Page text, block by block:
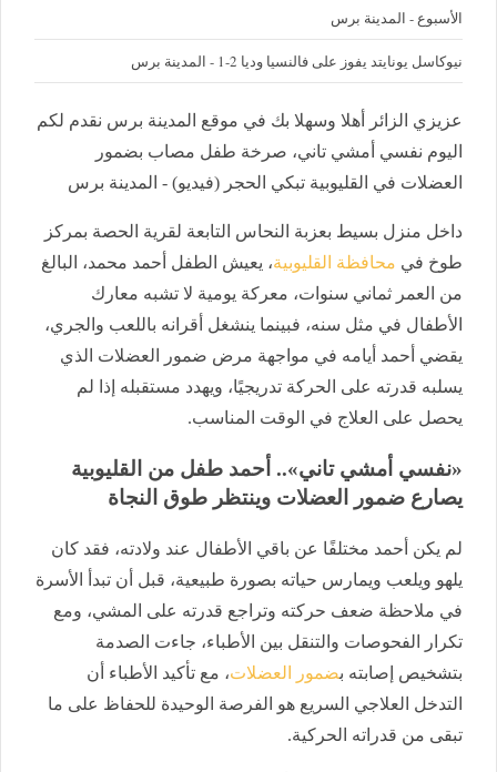
الأسبوع - المدينة برس
نيوكاسل يونايتد يفوز على فالنسيا وديا 2-1 - المدينة برس
عزيزي الزائر أهلا وسهلا بك في موقع المدينة برس نقدم لكم
اليوم نفسي أمشي تاني، صرخة طفل مصاب بضمور
العضلات في القليوبية تبكي الحجر (فيديو) - المدينة برس
داخل منزل بسيط بعزبة النحاس التابعة لقرية الحصة بمركز
طوخ في محافظة القليوبية، يعيش الطفل أحمد محمد، البالغ
من العمر ثماني سنوات، معركة يومية لا تشبه معارك
الأطفال في مثل سنه، فبينما ينشغل أقرانه باللعب والجري،
يقضي أحمد أيامه في مواجهة مرض ضمور العضلات الذي
يسلبه قدرته على الحركة تدريجيًا، ويهدد مستقبله إذا لم
يحصل على العلاج في الوقت المناسب.
«نفسي أمشي تاني».. أحمد طفل من القليوبية
يصارع ضمور العضلات وينتظر طوق النجاة
لم يكن أحمد مختلفًا عن باقي الأطفال عند ولادته، فقد كان
يلهو ويلعب ويمارس حياته بصورة طبيعية، قبل أن تبدأ الأسرة
في ملاحظة ضعف حركته وتراجع قدرته على المشي، ومع
تكرار الفحوصات والتنقل بين الأطباء، جاءت الصدمة
بتشخيص إصابته بضمور العضلات، مع تأكيد الأطباء أن
التدخل العلاجي السريع هو الفرصة الوحيدة للحفاظ على ما
تبقى من قدراته الحركية.